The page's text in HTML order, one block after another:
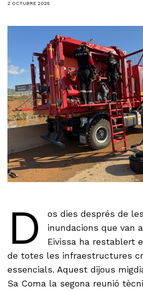
2 OCTUBRE 2025
D
os dies després de
inundacions que van
Eivissa ha restablert
de totes les infraestructures
essencials. Aquest dijous
Sa Coma la segona reunió